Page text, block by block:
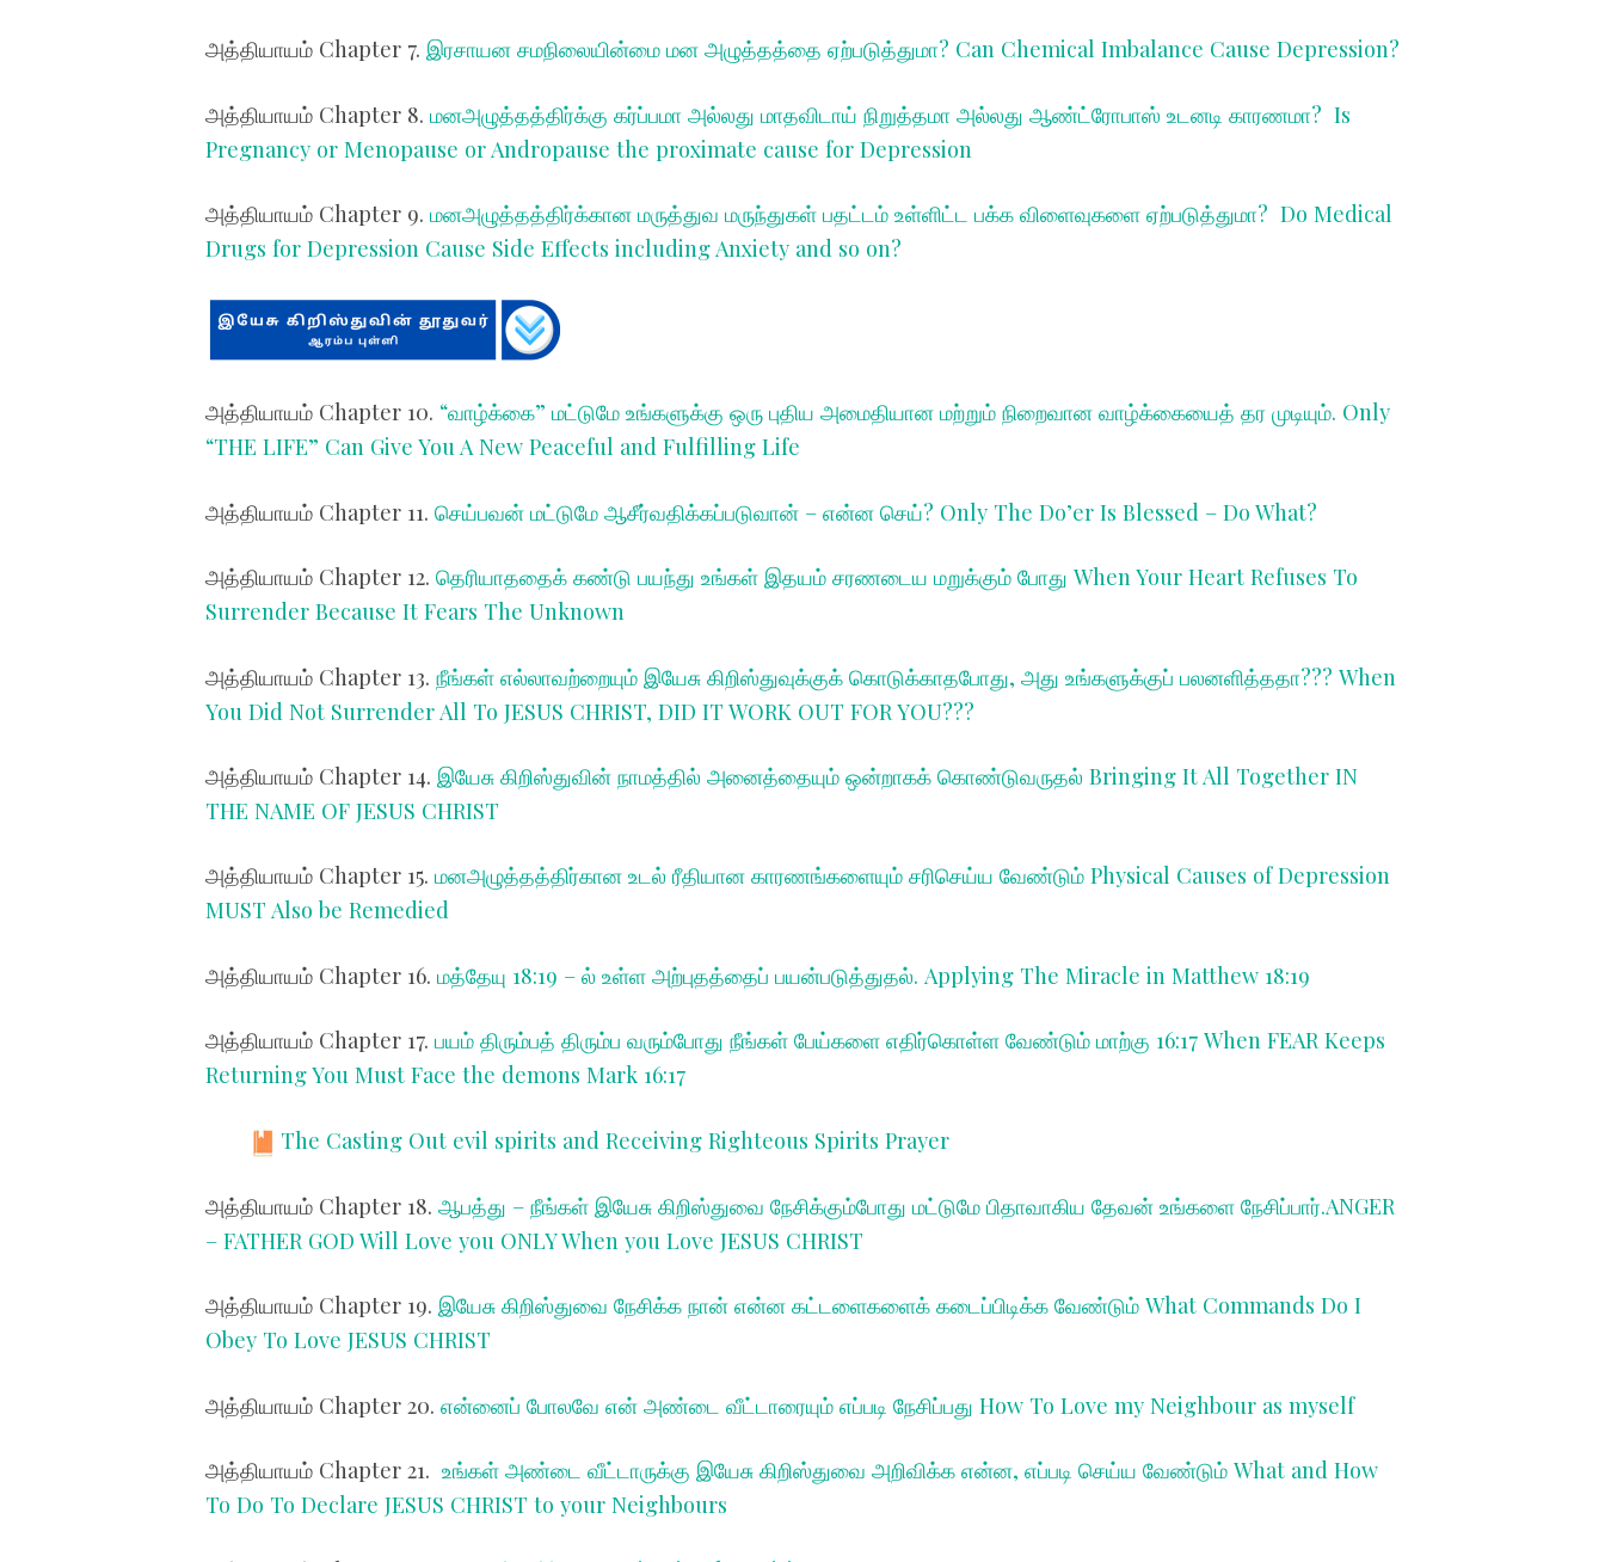
அத்தியாயம் Chapter 7. இரசாயன சமநிலையின்மை மன அழுத்தத்தை ஏற்படுத்துமா? Can Chemical Imbalance Cause Depression?
அத்தியாயம் Chapter 8. மனஅழுத்தத்திர்க்கு கர்ப்பமா அல்லது மாதவிடாய் நிறுத்தமா அல்லது ஆண்ட்ரோபாஸ் உடனடி காரணமா? Is
Pregnancy or Menopause or Andropause the proximate cause for Depression
அத்தியாயம் Chapter 9. மனஅழுத்தத்திர்க்கான மருத்துவ மருந்துகள் பதட்டம் உள்ளிட்ட பக்க விளைவுகளை ஏற்படுத்துமா? Do Medical
Drugs for Depression Cause Side Effects including Anxiety and so on?
அத்தியாயம் Chapter 10. “வாழ்க்கை” மட்டுமே உங்களுக்கு ஒரு புதிய அமைதியான மற்றும் நிறைவான வாழ்க்கையைத் தர முடியும். Only
“THE LIFE” Can Give You A New Peaceful and Fulfilling Life
அத்தியாயம் Chapter 11. செய்பவன் மட்டுமே ஆசீர்வதிக்கப்படுவான் – என்ன செய்? Only The Do’er Is Blessed – Do What?
அத்தியாயம் Chapter 12. தெரியாததைக் கண்டு பயந்து உங்கள் இதயம் சரணடைய மறுக்கும் போது When Your Heart Refuses To
Surrender Because It Fears The Unknown
அத்தியாயம் Chapter 13. நீங்கள் எல்லாவற்றையும் இயேசு கிறிஸ்துவுக்குக் கொடுக்காதபோது, ​​அது உங்களுக்குப் பலனளித்ததா??? When
You Did Not Surrender All To JESUS CHRIST, DID IT WORK OUT FOR YOU???
அத்தியாயம் Chapter 14. இயேசு கிறிஸ்துவின் நாமத்தில் அனைத்தையும் ஒன்றாகக் கொண்டுவருதல் Bringing It All Together IN
THE NAME OF JESUS CHRIST
அத்தியாயம் Chapter 15. மனஅழுத்தத்திர்கான உடல் ரீதியான காரணங்களையும் சரிசெய்ய வேண்டும் Physical Causes of Depression
MUST Also be Remedied
அத்தியாயம் Chapter 16. மத்தேயு 18:19 – ல் உள்ள அற்புதத்தைப் பயன்படுத்துதல். Applying The Miracle in Matthew 18:19
அத்தியாயம் Chapter 17. பயம் திரும்பத் திரும்ப வரும்போது நீங்கள் பேய்களை எதிர்கொள்ள வேண்டும் மாற்கு 16:17 When FEAR Keeps
Returning You Must Face the demons Mark 16:17
The Casting Out evil spirits and Receiving Righteous Spirits Prayer
அத்தியாயம் Chapter 18. ஆபத்து – நீங்கள் இயேசு கிறிஸ்துவை நேசிக்கும்போது மட்டுமே பிதாவாகிய தேவன் உங்களை நேசிப்பார்.ANGER
– FATHER GOD Will Love you ONLY When you Love JESUS CHRIST
அத்தியாயம் Chapter 19. இயேசு கிறிஸ்துவை நேசிக்க நான் என்ன கட்டளைகளைக் கடைப்பிடிக்க வேண்டும் What Commands Do I
Obey To Love JESUS CHRIST
அத்தியாயம் Chapter 20. என்னைப் போலவே என் அண்டை வீட்டாரையும் எப்படி நேசிப்பது How To Love my Neighbour as myself
அத்தியாயம் Chapter 21. உங்கள் அண்டை வீட்டாருக்கு இயேசு கிறிஸ்துவை அறிவிக்க என்ன, எப்படி செய்ய வேண்டும் What and How
To Do To Declare JESUS CHRIST to your Neighbours